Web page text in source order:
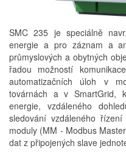
SMC 235 je speciálně
energie a pro záznam a
průmyslových a obytných
řadou možností
automatizačních úloh v
továrnách a v SmartGrid,
energie, vzdáleného
sledování vzdáleného
moduly (MM - Modbus
dat z připojených slave